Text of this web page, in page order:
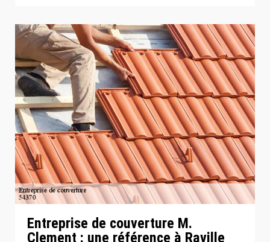
Entreprise de couverture M.
Clement : une référence à Raville